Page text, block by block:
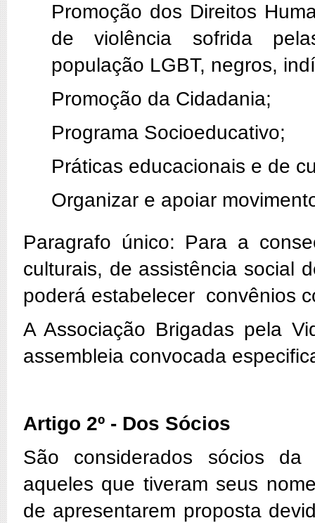
Promoção dos Direitos
de violência sofrida
população LGBT, negros,
Promoção da Cidadania;
Programa Socioeducativo;
Práticas educacionais e de
Organizar e apoiar
Paragrafo único: Para a
culturais, de assistência social
poderá estabelecer convênios
A Associação Brigadas pela
assembleia convocada
Artigo 2º - Dos Sócios
São considerados sócios
aqueles que tiveram seus
de apresentarem proposta